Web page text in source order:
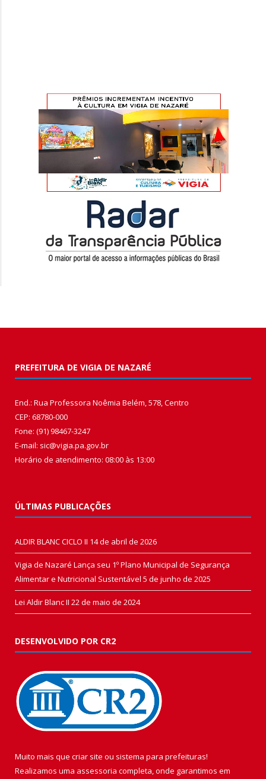
PREFEITURA DE VIGIA DE NAZARÉ
End.: Rua Professora Noêmia Belém, 578, Centro
CEP: 68780-000
Fone: (91) 98467-3247
E-mail: sic@vigia.pa.gov.br
Horário de atendimento: 08:00 às 13:00
ÚLTIMAS PUBLICAÇÕES
ALDIR BLANC CICLO II 14 de abril de 2026
Vigia de Nazaré Lança seu 1º Plano Municipal de Segurança
Alimentar e Nutricional Sustentável 5 de junho de 2025
Lei Aldir Blanc II 22 de maio de 2024
DESENVOLVIDO POR CR2
Muito mais que criar site ou sistema para prefeituras!
Realizamos uma assessoria completa, onde garantimos em